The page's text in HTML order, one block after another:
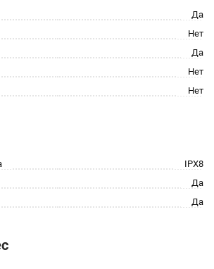
Да
Нет
Да
Нет
Нет
IPX8
Да
Да